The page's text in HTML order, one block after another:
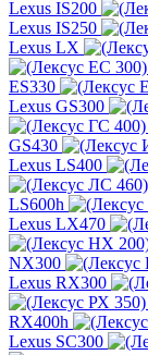
Lexus IS200
Lexus IS250
Lexus LX
ES330
Lexus GS300
GS430
Lexus LS400
LS600h
Lexus LX470
NX300
Lexus RX300
RX400h
Lexus SC300